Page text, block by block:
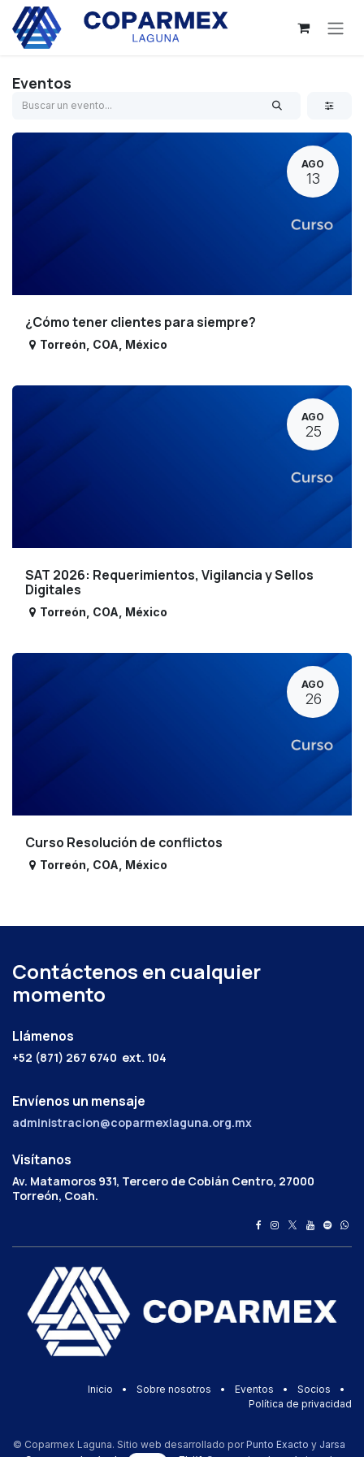
Ir al contenido
Eventos
AGO
13
¿Cómo tener clientes para siempre?
Torreón COA México
AGO
25
SAT 2026: Requerimientos, Vigilancia y Sellos
Digitales
Torreón COA México
AGO
26
Curso Resolución de conflictos
Torreón COA México
Contáctenos en cualquier
momento
Llámenos
+52 (871) 267 6740 ext. 104
Envíenos un mensaje
administracion@coparmexlaguna.org.mx
Visítanos
Av. Matamoros 931, Tercero de Cobián Centro, 27000
Torreón, Coah.
Inicio • Sobre nosotros • Eventos • Socios
•
Política de privacidad
© Coparmex Laguna. Sitio web desarrollado por Punto Exacto y Jarsa